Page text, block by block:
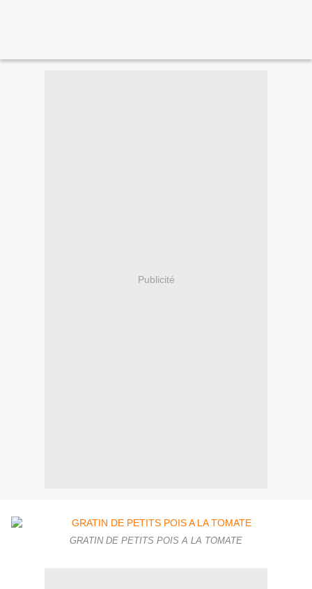
Publicité
GRATIN DE PETITS POIS A LA TOMATE